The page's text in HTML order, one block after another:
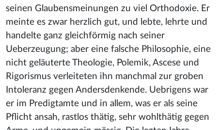
seinen Glaubensmeinungen zu viel Orthodoxie. Er
meinte es zwar herzlich gut, und lebte, lehrte und
handelte ganz gleichförmig nach seiner
Ueberzeugung; aber eine falsche Philosophie, eine
nicht geläuterte Theologie, Polemik, Ascese und
Rigorismus verleiteten ihn manchmal zur groben
Intoleranz gegen Andersdenkende. Uebrigens war
er im Predigtamte und in allem, was er als seine
Pflicht ansah, rastlos thätig, sehr wohlthätig gegen